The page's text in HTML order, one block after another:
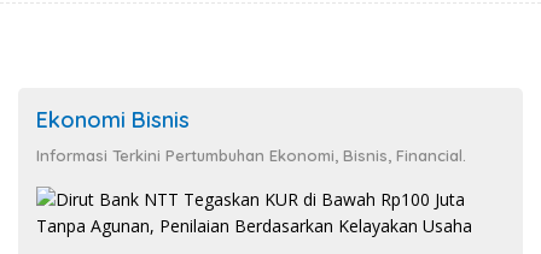
Ekonomi Bisnis
Informasi Terkini Pertumbuhan Ekonomi, Bisnis, Financial.